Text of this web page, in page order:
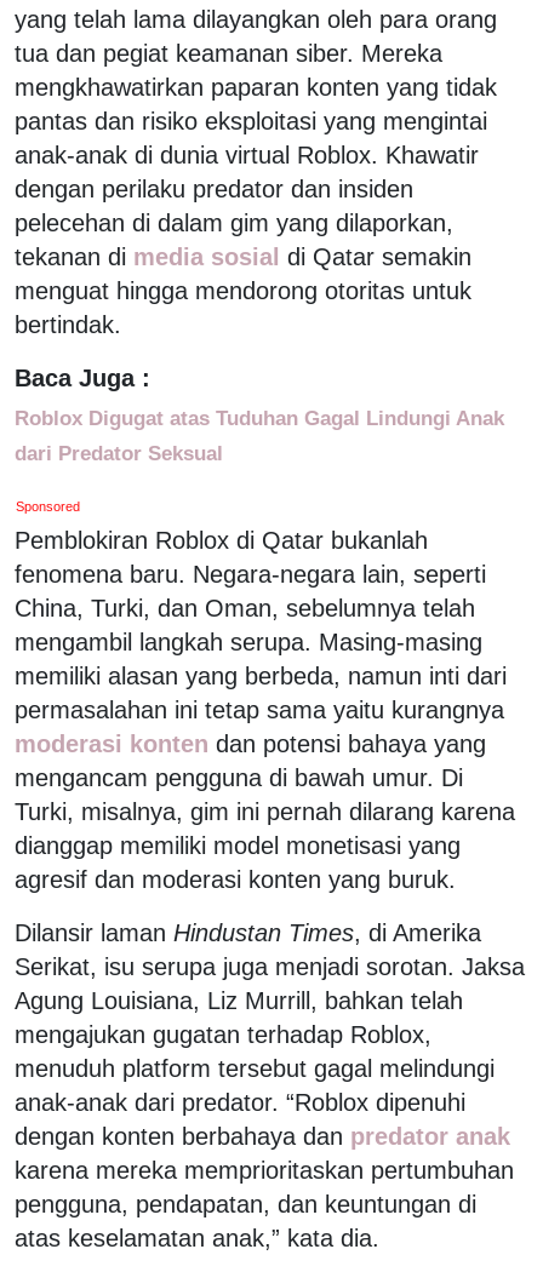
yang telah lama dilayangkan oleh para orang
tua dan pegiat keamanan siber. Mereka
mengkhawatirkan paparan konten yang tidak
pantas dan risiko eksploitasi yang mengintai
anak-anak di dunia virtual Roblox. Khawatir
dengan perilaku predator dan insiden
pelecehan di dalam gim yang dilaporkan,
tekanan di media sosial di Qatar semakin
menguat hingga mendorong otoritas untuk
bertindak.
Baca Juga :
Roblox Digugat atas Tuduhan Gagal Lindungi Anak
dari Predator Seksual
Sponsored
Pemblokiran Roblox di Qatar bukanlah
fenomena baru. Negara-negara lain, seperti
China, Turki, dan Oman, sebelumnya telah
mengambil langkah serupa. Masing-masing
memiliki alasan yang berbeda, namun inti dari
permasalahan ini tetap sama yaitu kurangnya
moderasi konten dan potensi bahaya yang
mengancam pengguna di bawah umur. Di
Turki, misalnya, gim ini pernah dilarang karena
dianggap memiliki model monetisasi yang
agresif dan moderasi konten yang buruk.
Dilansir laman Hindustan Times, di Amerika
Serikat, isu serupa juga menjadi sorotan. Jaksa
Agung Louisiana, Liz Murrill, bahkan telah
mengajukan gugatan terhadap Roblox,
menuduh platform tersebut gagal melindungi
anak-anak dari predator. “Roblox dipenuhi
dengan konten berbahaya dan predator anak
karena mereka memprioritaskan pertumbuhan
pengguna, pendapatan, dan keuntungan di
atas keselamatan anak,” kata dia.